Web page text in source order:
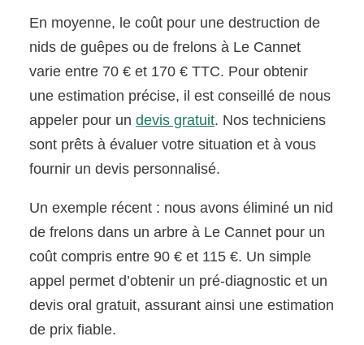
En moyenne, le coût pour une destruction de
nids de guêpes ou de frelons à Le Cannet
varie entre 70 € et 170 € TTC. Pour obtenir
une estimation précise, il est conseillé de nous
appeler pour undevis gratuit. Nos techniciens
sont prêts à évaluer votre situation et à vous
fournir un devis personnalisé.
Un exemple récent : nous avons éliminé un nid
de frelons dans un arbre à Le Cannet pour un
coût compris entre 90 € et 115 €. Un simple
appel permet d’obtenir un pré-diagnostic et un
devis oral gratuit, assurant ainsi une estimation
de prix fiable.